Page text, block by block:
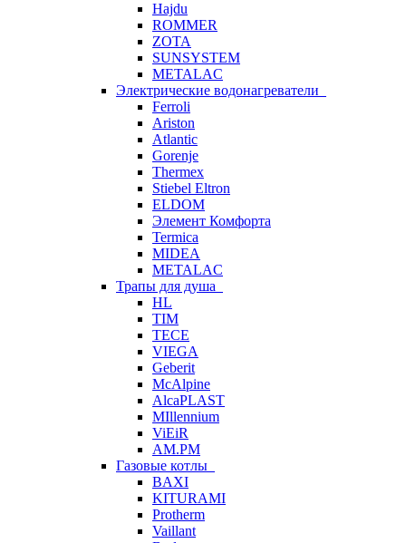
Hajdu
ROMMER
ZOTA
SUNSYSTEM
METALAC
Электрические водонагреватели
Ferroli
Ariston
Atlantic
Gorenje
Thermex
Stiebel Eltron
ELDOM
Элемент Комфорта
Termica
MIDEA
METALAC
Трапы для душа
HL
TIM
TECE
VIEGA
Geberit
McAlpine
AlcaPLAST
MIllennium
ViEiR
AM.PM
Газовые котлы
BAXI
KITURAMI
Protherm
Vaillant